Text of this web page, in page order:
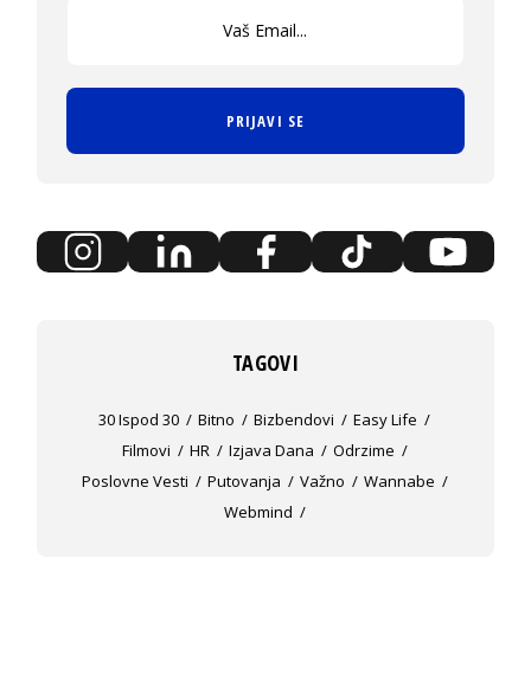
PRIJAVI SE
TAGOVI
30 Ispod 30 Bitno Bizbendovi
Easy Life
Filmovi
HR Izjava Dana
Odrzime
Poslovne Vesti
Putovanja Važno
Wannabe
Webmind